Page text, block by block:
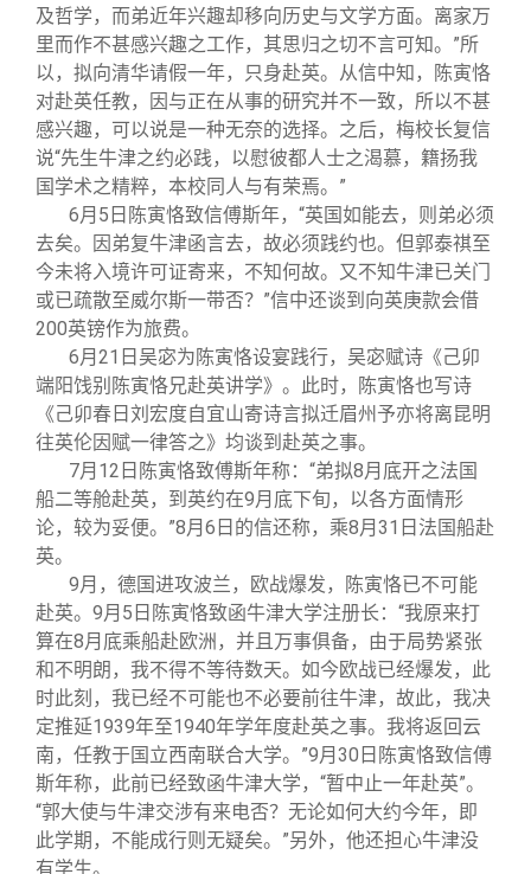
实用信息
总会章程
理事会名单
制度法规
联系我们
及哲学，而弟近年兴趣却移向历史与文学方面。离家万
里而作不甚感兴趣之工作，其思归之切不言可知。”所
以，拟向清华请假一年，只身赴英。从信中知，陈寅恪
对赴英任教，因与正在从事的研究并不一致，所以不甚
感兴趣，可以说是一种无奈的选择。之后，梅校长复信
说“先生牛津之约必践，以慰彼都人士之渴慕，籍扬我
国学术之精粹，本校同人与有荣焉。”
6月5日陈寅恪致信傅斯年，“英国如能去，则弟必须
去矣。因弟复牛津函言去，故必须践约也。但郭泰祺至
今未将入境许可证寄来，不知何故。又不知牛津已关门
或已疏散至威尔斯一带否？”信中还谈到向英庚款会借
200英镑作为旅费。
6月21日吴宓为陈寅恪设宴践行，吴宓赋诗《己卯
端阳饯别陈寅恪兄赴英讲学》。此时，陈寅恪也写诗
《己卯春日刘宏度自宜山寄诗言拟迁眉州予亦将离昆明
往英伦因赋一律答之》均谈到赴英之事。
7月12日陈寅恪致傅斯年称：“弟拟8月底开之法国
船二等舱赴英，到英约在9月底下旬，以各方面情形
论，较为妥便。”8月6日的信还称，乘8月31日法国船赴
英。
9月，德国进攻波兰，欧战爆发，陈寅恪已不可能
赴英。9月5日陈寅恪致函牛津大学注册长：“我原来打
算在8月底乘船赴欧洲，并且万事俱备，由于局势紧张
和不明朗，我不得不等待数天。如今欧战已经爆发，此
时此刻，我已经不可能也不必要前往牛津，故此，我决
定推延1939年至1940年学年度赴英之事。我将返回云
南，任教于国立西南联合大学。”9月30日陈寅恪致信傅
斯年称，此前已经致函牛津大学，“暂中止一年赴英”。
“郭大使与牛津交涉有来电否？无论如何大约今年，即
此学期，不能成行则无疑矣。”另外，他还担心牛津没
有学生。